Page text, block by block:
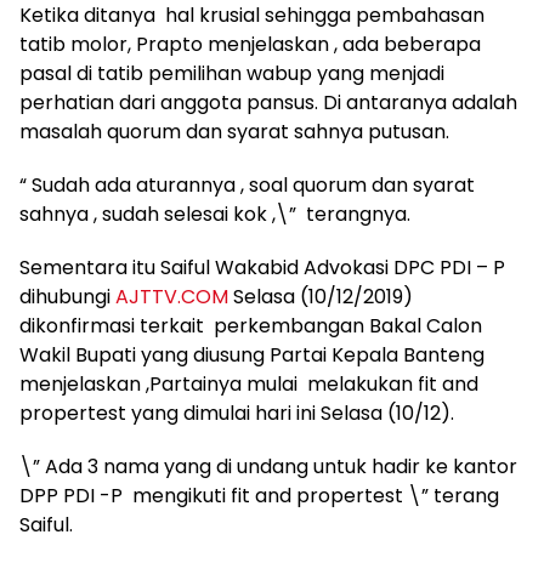
Ketika ditanya hal krusial sehingga pembahasan
tatib molor, Prapto menjelaskan , ada beberapa
pasal di tatib pemilihan wabup yang menjadi
perhatian dari anggota pansus. Di antaranya adalah
masalah quorum dan syarat sahnya putusan.
“ Sudah ada aturannya , soal quorum dan syarat
sahnya , sudah selesai kok ,\” terangnya.
Sementara itu Saiful Wakabid Advokasi DPC PDI – P
dihubungiAJTTV.COMSelasa (10/12/2019)
dikonfirmasi terkait perkembangan Bakal Calon
Wakil Bupati yang diusung Partai Kepala Banteng
menjelaskan ,Partainya mulai melakukan fit and
propertest yang dimulai hari ini Selasa (10/12).
\” Ada 3 nama yang di undang untuk hadir ke kantor
DPP PDI -P mengikuti fit and propertest \” terang
Saiful.